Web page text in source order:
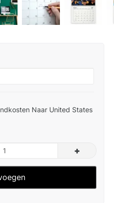
Naar United States
+